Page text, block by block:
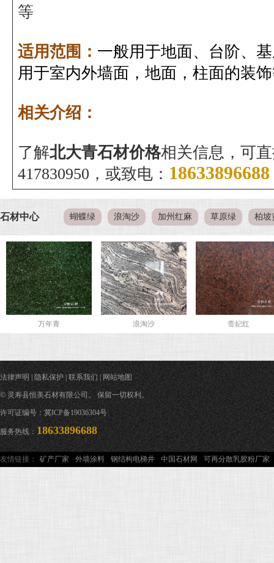
等
适用范围： 一般用于地面、台阶、
用于室内外墙面，地面，柱面的装
相关介绍：
了解北大青石材价格相关信息，可
417830950 ，或致电： 18633896688
石材中心 蝴蝶绿 浪淘沙 加州红麻 草原绿 柏坡
万年青 浪淘沙 贵妃红
法律声明 隐私保护| 联系我们| 网站地图
© 灵寿县恒美石材有限公司。 保留一切权利。
许可证编号：冀ICP备19036304号
服务热线： 18633896688
友情链接： 矿产厂家 外墙涂料 钢结构电梯井 中国石材网 可再分散乳胶粉厂家